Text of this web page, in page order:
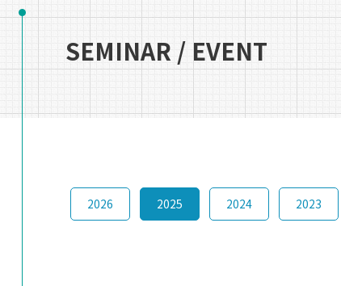
SEMINAR / EVENT
2026 2025 2024 2023